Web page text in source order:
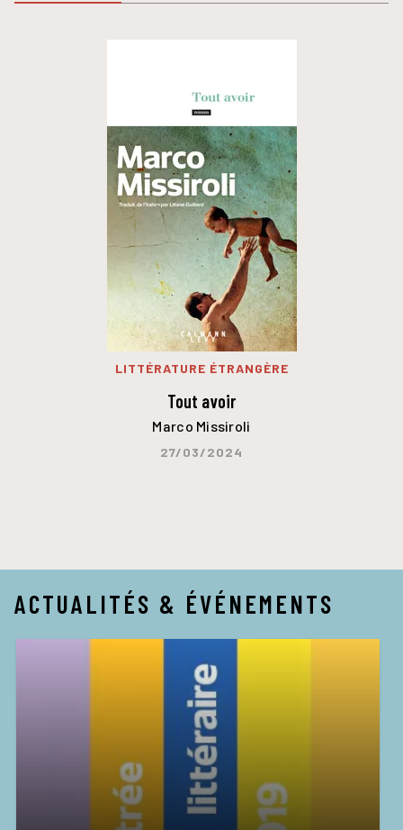
LITTÉRATURE ÉTRANGÈRE
Tout avoir
Marco Missiroli
27/03/2024
ACTUALITÉS & ÉVÉNEMENTS